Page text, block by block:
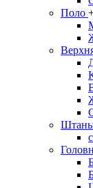
Поло